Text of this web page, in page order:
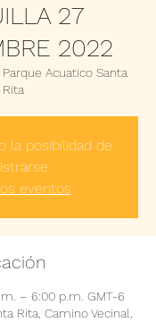
27
2022
Parque Acuatico Santa
Rita
la posibilidad de
eventos
– 6:00 p.m. GMT-6
Rita, Camino Vecinal,